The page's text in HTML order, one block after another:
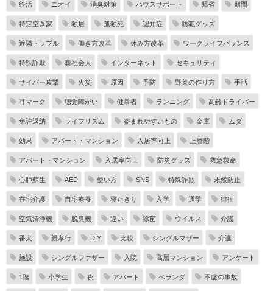
終活 ニオイ 消臭対策 ハウスサポート 帰省 期間
特定空き家 独居 孤独死 認知症 防犯グッズ
近隣トラブル 働き方改革 休み方改革 ワークライフバランス
特殊詐欺 新社会人 インターネット セキュリティ
サイバー攻撃 火災 原因 予防 野菜の作り方 手話
耳マーク 聴覚障がい 健常者 ランニング 高齢ドライバー
免許返納 ライフリズム 盗まれやすいもの 金庫 ムダ
効果 アパート・マンション 入居率向上 上層階
アパート・マンション 入居率向上 防災グッズ 救急救命
心肺蘇生 AED 使い方 SNS 特殊詐欺 未然防止
在宅介護 自宅療養 寝たきり 入学 通学 徘徊
空気清浄機 脱臭機 違い 除菌 ウイルス 介護
番犬 親孝行 DIY 比較 シングルマザー 介護
施設 シングルファザー 入院 高層マンション アンケート
1階 小学生 夜 アパート ベランダ 不慮の事故